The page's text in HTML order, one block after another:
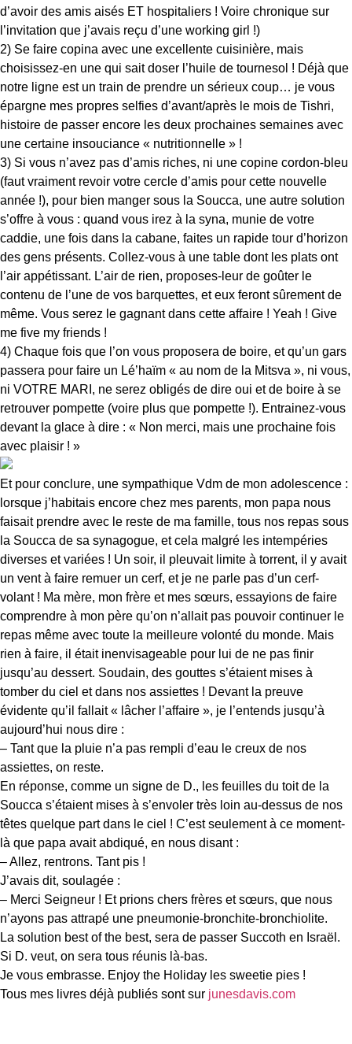
d’avoir des amis aisés ET hospitaliers ! Voire chronique sur
l’invitation que j’avais reçu d’une working girl !)
2) Se faire copina avec une excellente cuisinière, mais
choisissez-en une qui sait doser l’huile de tournesol ! Déjà que
notre ligne est un train de prendre un sérieux coup… je vous
épargne mes propres selfies d’avant/après le mois de Tishri,
histoire de passer encore les deux prochaines semaines avec
une certaine insouciance « nutritionnelle » !
3) Si vous n’avez pas d’amis riches, ni une copine cordon-bleu
(faut vraiment revoir votre cercle d’amis pour cette nouvelle
année !), pour bien manger sous la Soucca, une autre solution
s’offre à vous : quand vous irez à la syna, munie de votre
caddie, une fois dans la cabane, faites un rapide tour d’horizon
des gens présents. Collez-vous à une table dont les plats ont
l’air appétissant. L’air de rien, proposes-leur de goûter le
contenu de l’une de vos barquettes, et eux feront sûrement de
même. Vous serez le gagnant dans cette affaire ! Yeah ! Give
me five my friends !
4) Chaque fois que l’on vous proposera de boire, et qu’un gars
passera pour faire un Lé’haïm « au nom de la Mitsva », ni vous,
ni VOTRE MARI, ne serez obligés de dire oui et de boire à se
retrouver pompette (voire plus que pompette !). Entrainez-vous
devant la glace à dire : « Non merci, mais une prochaine fois
avec plaisir ! »
Et pour conclure, une sympathique Vdm de mon adolescence :
lorsque j’habitais encore chez mes parents, mon papa nous
faisait prendre avec le reste de ma famille, tous nos repas sous
la Soucca de sa synagogue, et cela malgré les intempéries
diverses et variées ! Un soir, il pleuvait limite à torrent, il y avait
un vent à faire remuer un cerf, et je ne parle pas d’un cerf-
volant ! Ma mère, mon frère et mes sœurs, essayions de faire
comprendre à mon père qu’on n’allait pas pouvoir continuer le
repas même avec toute la meilleure volonté du monde. Mais
rien à faire, il était inenvisageable pour lui de ne pas finir
jusqu’au dessert. Soudain, des gouttes s’étaient mises à
tomber du ciel et dans nos assiettes ! Devant la preuve
évidente qu’il fallait « lâcher l’affaire », je l’entends jusqu’à
aujourd’hui nous dire :
– Tant que la pluie n’a pas rempli d’eau le creux de nos
assiettes, on reste.
En réponse, comme un signe de D., les feuilles du toit de la
Soucca s’étaient mises à s’envoler très loin au-dessus de nos
têtes quelque part dans le ciel ! C’est seulement à ce moment-
là que papa avait abdiqué, en nous disant :
– Allez, rentrons. Tant pis !
J’avais dit, soulagée :
– Merci Seigneur ! Et prions chers frères et sœurs, que nous
n’ayons pas attrapé une pneumonie-bronchite-bronchiolite.
La solution best of the best, sera de passer Succoth en Israël.
Si D. veut, on sera tous réunis là-bas.
Je vous embrasse. Enjoy the Holiday les sweetie pies !
Tous mes livres déjà publiés sont sur junesdavis.com